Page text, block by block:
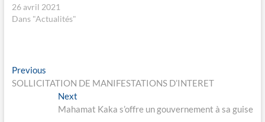
d
a
n
o
v
o
u
n
ê
t
r
e
26 avril 2021
Dans "Actualités"
Navigation
de
l’article
PreviousPrevious
post:
SOLLICITATION DE MANIFESTATIONS D’INTERET
Next
post:
Mahamat Kaka s’offre un gouvernement à sa guise